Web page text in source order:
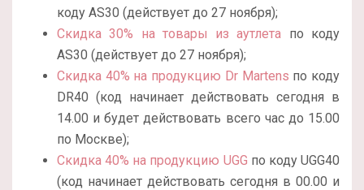
коду AS30 (действует до 27 ноября);
Скидка 30% на товары из аутлета по коду
AS30 (действует до 27 ноября);
Скидка 40% на продукцию Dr Martens по коду
DR40 (код начинает действовать сегодня в
14.00 и будет действовать всего час до 15.00
по Москве);
Скидка 40% на продукцию UGG по коду UGG40
(код начинает действовать сегодня в 00.00 и